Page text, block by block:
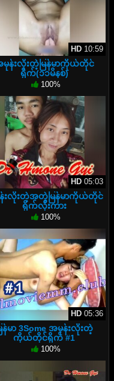
HD10:59
န်းလိုးတဲ့မြန်မာကိုယ်တိုင်
ရိုက်(၁၁မိနစ်)
100%
HD05:03
းလိုးတဲ့အတွဲမြန်မာကိုယ်တိုင်
ရိုက်လိုးကား
100%
HD05:36
ြန်မာ 3Some အမုန်းလိုးတဲ့
ကိုယ်တိုင်ရိုက် #1
100%